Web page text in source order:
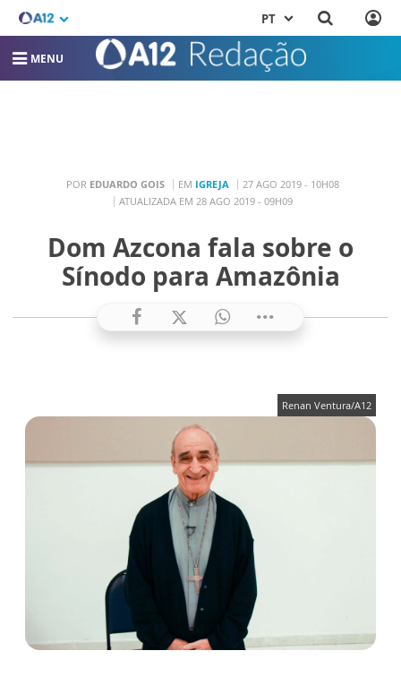
PT
MENU
POR EDUARDO GOIS EM IGREJA
27 AGO 2019 - 10H08
ATUALIZADA EM 28 AGO 2019 - 09H09
Dom Azcona fala sobre o
Sínodo para Amazônia
Renan Ventura/A12